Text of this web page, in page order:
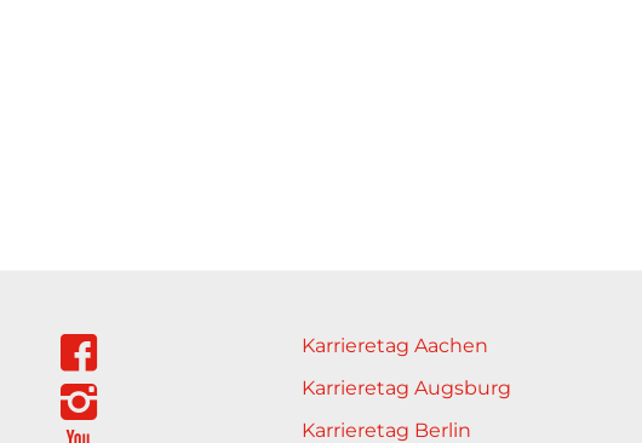
Karrieretag Aachen
Karrieretag Augsburg
Karrieretag Berlin